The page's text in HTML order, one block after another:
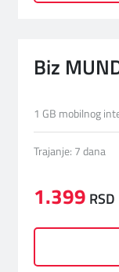
Biz
1 GB mobilnog
Trajanje: 7 dana
1.399 RSD